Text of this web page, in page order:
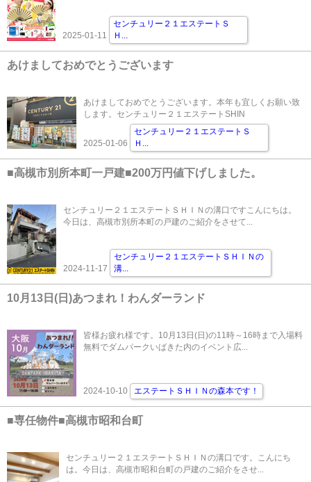
2025-01-11
センチュリー２１エステートＳ
Ｈ ...
あけましておめでとうございます
あけましておめでとうございます。本年も宜しくお願い致
します。センチュリー２１エステートSHIN
2025-01-06
センチュリー２１エステートＳ
Ｈ ...
■高槻市別所本町一戸建■200万円値下げしました。
センチュリー２１エステートＳＨＩＮの溝口ですこんにちは。
今日は、高槻市別所本町の戸建のご紹介をさせて...
2024-11-17
センチュリー２１エステートＳＨＩＮの
溝...
10月13日(日)あつまれ！わんダーランド
皆様お疲れ様です。10月13日(日)の11時～16時まで入場料
無料でダムパークいばきた内のイベント広...
2024-10-10 エステートＳＨＩＮの森本です！
■専任物件■高槻市昭和台町
センチュリー２１エステートＳＨＩＮの溝口です。こんにち
は。今日は、高槻市昭和台町の戸建のご紹介をさせ...